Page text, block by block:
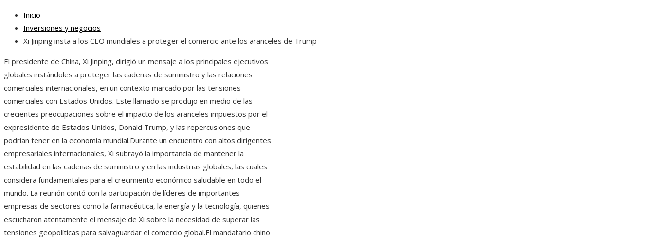
Inicio
Inversiones y negocios
Xi Jinping insta a los CEO mundiales a proteger el comercio ante los aranceles de Trump
El presidente de China, Xi Jinping, dirigió un mensaje a los principales ejecutivos
globales instándoles a proteger las cadenas de suministro y las relaciones
comerciales internacionales, en un contexto marcado por las tensiones
comerciales con Estados Unidos. Este llamado se produjo en medio de las
crecientes preocupaciones sobre el impacto de los aranceles impuestos por el
expresidente de Estados Unidos, Donald Trump, y las repercusiones que
podrían tener en la economía mundial.Durante un encuentro con altos dirigentes
empresariales internacionales, Xi subrayó la importancia de mantener la
estabilidad en las cadenas de suministro y en las industrias globales, las cuales
considera fundamentales para el crecimiento económico saludable en todo el
mundo. La reunión contó con la participación de líderes de importantes
empresas de sectores como la farmacéutica, la energía y la tecnología, quienes
escucharon atentamente el mensaje de Xi sobre la necesidad de superar las
tensiones geopolíticas para salvaguardar el comercio global.El mandatario chino